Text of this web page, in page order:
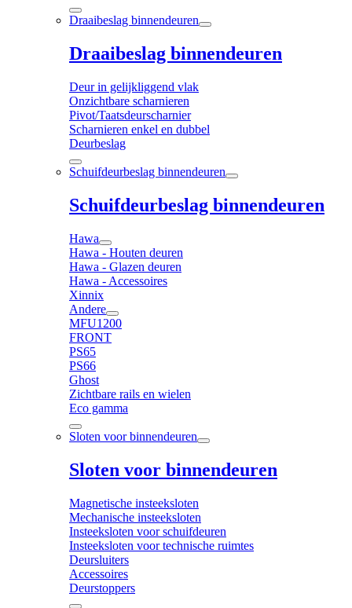
Draaibeslag binnendeuren
Draaibeslag binnendeuren
Deur in gelijkliggend vlak
Onzichtbare scharnieren
Pivot/Taatsdeurscharnier
Scharnieren enkel en dubbel
Deurbeslag
Schuifdeurbeslag binnendeuren
Schuifdeurbeslag binnendeuren
Hawa
Hawa - Houten deuren
Hawa - Glazen deuren
Hawa - Accessoires
Xinnix
Andere
MFU1200
FRONT
PS65
PS66
Ghost
Zichtbare rails en wielen
Eco gamma
Sloten voor binnendeuren
Sloten voor binnendeuren
Magnetische insteeksloten
Mechanische insteeksloten
Insteeksloten voor schuifdeuren
Insteeksloten voor technische ruimtes
Deursluiters
Accessoires
Deurstoppers